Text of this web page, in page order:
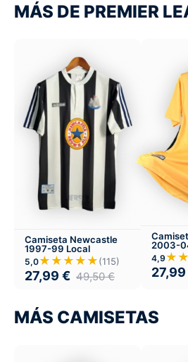
MÁS DE PREMIER
Camiseta Newcastle
1997-99 Local
5,0★★★★★(115)
27,99 € 49,50€
2003-
4,9
27,99
MÁS CAMISETAS